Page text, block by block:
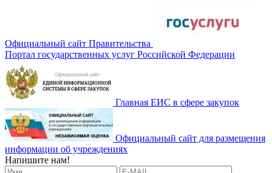
Официальный сайт Правительства
Портал государственных услуг Российской Федерации
Главная ЕИС в сфере закупок
Официальный сайт для размещения
информации об учреждениях
Напишите нам!